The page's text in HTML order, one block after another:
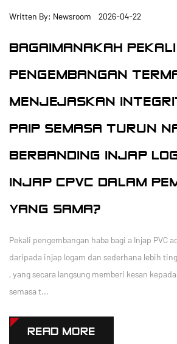
Written By: Newsroom 2026-04-22
BAGAIMANAKAH PEKALI
PENGEMBANGAN
MENJEJASKAN
PAIP SEMASA TURUN
BERBANDING INJAP
INJAP CPVC DALAM
YANG SAMA?
Pekali pengembangan haba bagi a Injap PVC
daripada injap logam dan sederhana lebih
, yang secara langsung memberi kesan
semasa t...
READ MORE